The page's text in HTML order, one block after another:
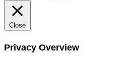
Close
Privacy Overview